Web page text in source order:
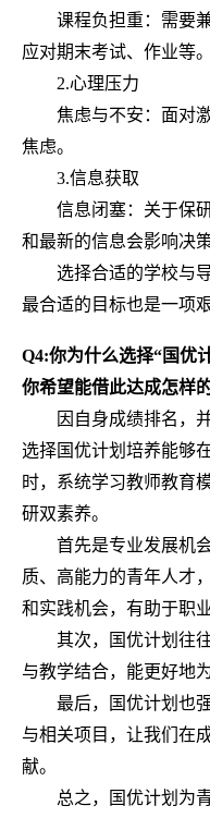
课程负担重：需要
应对期末考试、作业等。
2.心理压力
焦虑与不安：面对
焦虑。
3.信息获取
信息闭塞：关于保
和最新的信息会影响决策
选择合适的学校与
最合适的目标也是一项
Q4:你为什么选择“国优
你希望能借此达成怎样
因自身成绩排名，
选择国优计划培养能够
时，系统学习教师教育
研双素养。
首先是专业发展机
质、高能力的青年人才
和实践机会，有助于职
其次，国优计划往
与教学结合，能更好地
最后，国优计划也
与相关项目，让我们在
献。
总之，国优计划为